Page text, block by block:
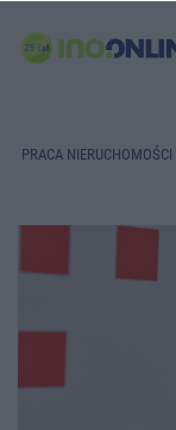
PRACA NIERUCHOMOŚCI